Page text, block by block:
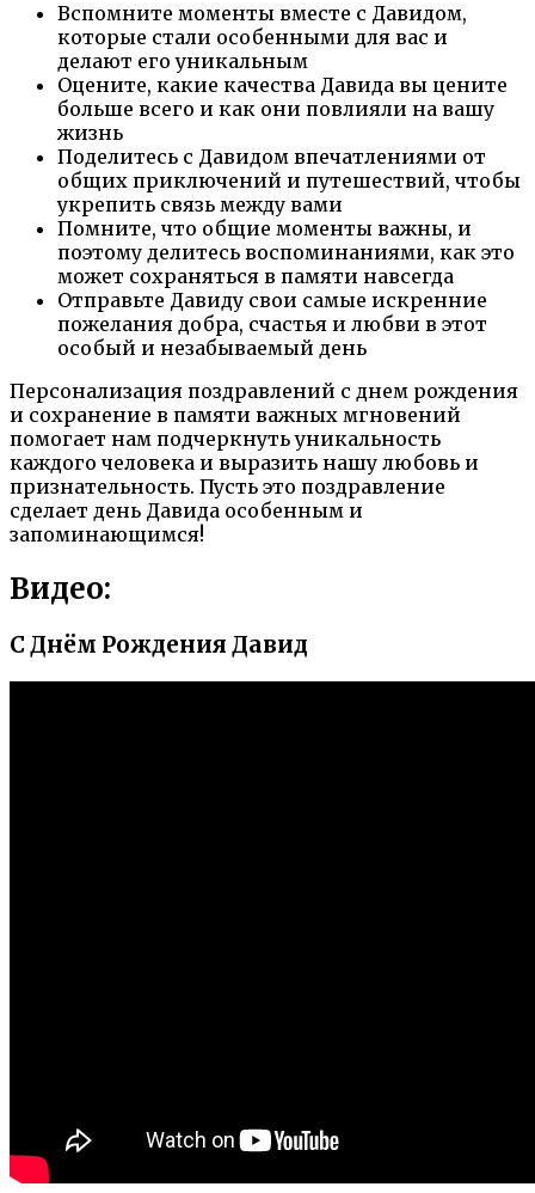
Вспомните моменты вместе с Давидом,
которые стали особенными для вас и
делают его уникальным
Оцените, какие качества Давида вы цените
больше всего и как они повлияли на вашу
жизнь
Поделитесь с Давидом впечатлениями от
общих приключений и путешествий, чтобы
укрепить связь между вами
Помните, что общие моменты важны, и
поэтому делитесь воспоминаниями, как это
может сохраняться в памяти навсегда
Отправьте Давиду свои самые искренние
пожелания добра, счастья и любви в этот
особый и незабываемый день
Персонализация поздравлений с днем рождения
и сохранение в памяти важных мгновений
помогает нам подчеркнуть уникальность
каждого человека и выразить нашу любовь и
признательность. Пусть это поздравление
сделает день Давида особенным и
запоминающимся!
Видео:
С Днём Рождения Давид